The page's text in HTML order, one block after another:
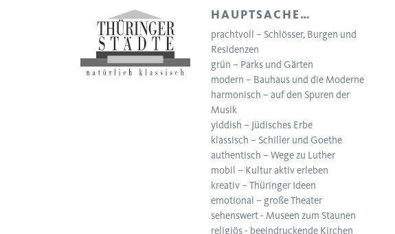
HAUPTSACHE…
prachtvoll – Schlösser, Burgen und
Residenzen
grün – Parks und Gärten
modern – Bauhaus und die Moderne
harmonisch – auf den Spuren der
Musik
yiddish – Jüdisches Erbe
klassisch – Schiller und Goethe
authentisch – Wege zu Luther
mobil – Kultur aktiv erleben
kreativ – Thüringer Ideen
emotional – große Theater
sehenswert - Museen zum Staunen
religiös - beeindruckende Kirchen